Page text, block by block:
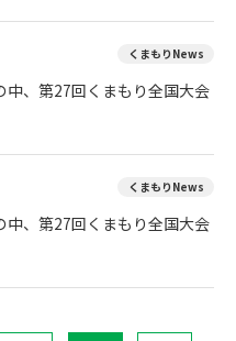
くまもりNews
、第27回くまもり全国大会
くまもりNews
、第27回くまもり全国大会